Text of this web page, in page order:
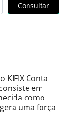
Consultar
KIFIX Conta
em
como
uma força